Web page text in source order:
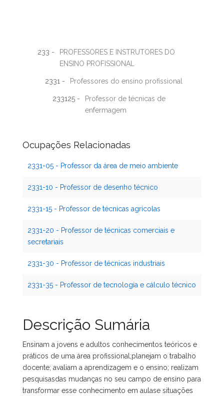
233 -
PROFESSORES E INSTRUTORES DO
ENSINO PROFISSIONAL
2331 - Professores do ensino profissional
233125 -
Professor de técnicas de
enfermagem
Ocupações Relacionadas
2331-05 - Professor da área de meio ambiente
2331-10 - Professor de desenho técnico
2331-15 - Professor de técnicas agrícolas
2331-20 - Professor de técnicas comerciais e
secretariais
2331-30 - Professor de técnicas industriais
2331-35 - Professor de tecnologia e cálculo técnico
Descrição Sumária
Ensinam a jovens e adultos conhecimentos teóricos e
práticos de uma área profissional;planejam o trabalho
docente; avaliam a aprendizagem e o ensino; realizam
pesquisasdas mudanças no seu campo de ensino para
transformar esse conhecimento em aulase situações